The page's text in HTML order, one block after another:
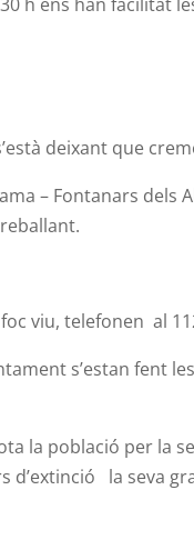
deixant que
– Fontanars dels
viu, telefonen al
s’estan fent
la població per la
d’extinció la seva